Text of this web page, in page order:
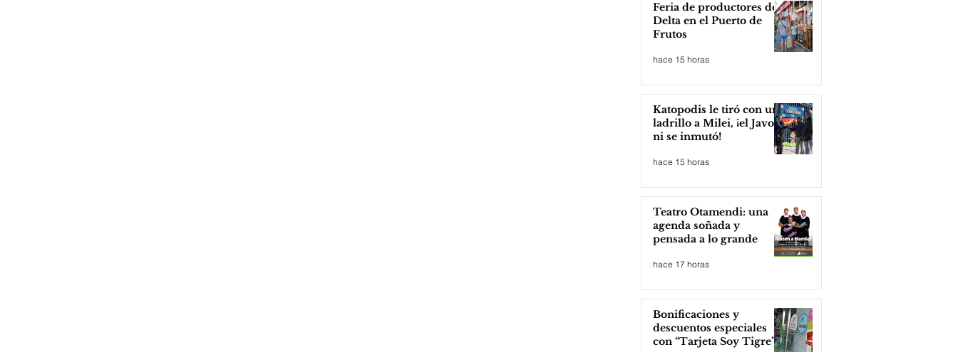
Feria de productores del
Delta en el Puerto de
Frutos
hace 15 horas
Katopodis le tiró con un
ladrillo a Milei, ¡el Javo
ni se inmutó!
hace 15 horas
Teatro Otamendi: una
agenda soñada y
pensada a lo grande
hace 17 horas
Bonificaciones y
descuentos especiales
con “Tarjeta Soy Tigre”